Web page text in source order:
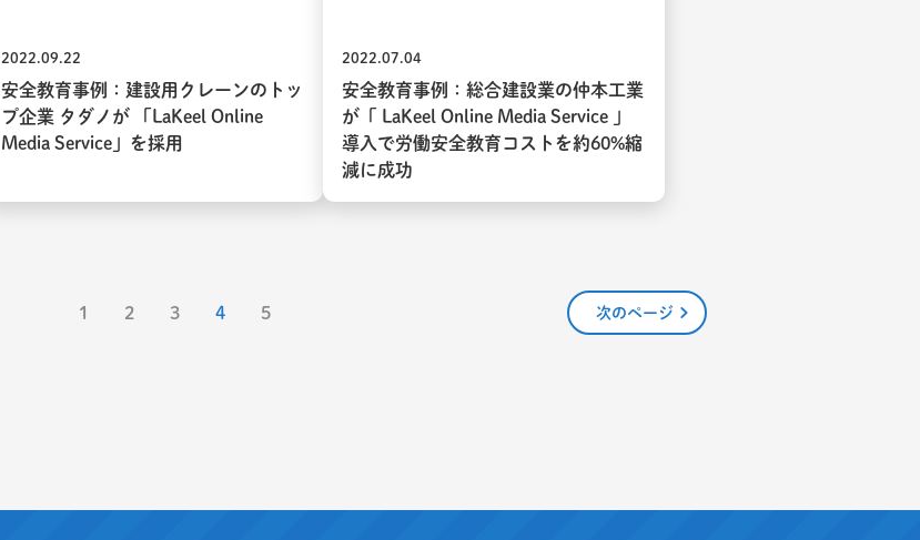
2022.09.22
安全教育事例：建設用クレーンのトッ
プ企業 タダノが 「LaKeel Online
Media Service」を採用
2022.07.04
安全教育事例：総合建設業の仲本工業
が「 LaKeel Online Media Service 」
導入で労働安全教育コストを約60%縮
減に成功
1 2 3 4 5 次のページ